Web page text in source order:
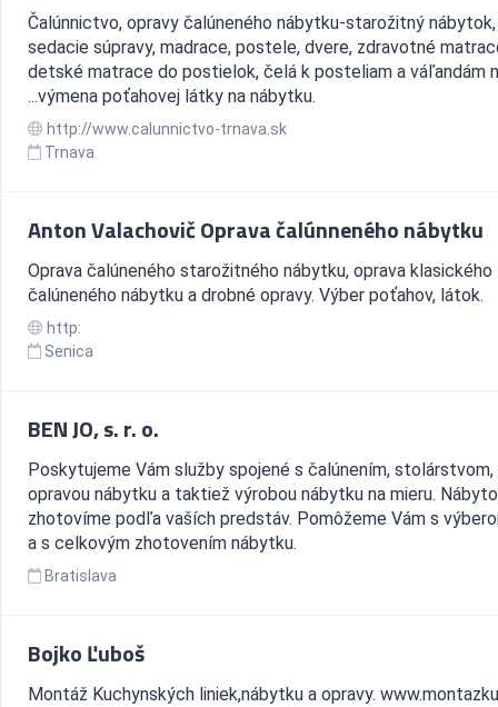
Čalúnnictvo, opravy čalúneného nábytku-starožitný nábytok,
sedacie súpravy, madrace, postele, dvere, zdravotné
detské matrace do postielok, čelá k posteliam a váľandám
...výmena poťahovej látky na nábytku.
http://www.calunnictvo-trnava.sk
Trnava
Anton Valachovič Oprava čalúnneného nábytku
Oprava čalúneného starožitného nábytku, oprava klasického
čalúneného nábytku a drobné opravy. Výber poťahov, látok.
http:
Senica
BEN JO, s. r. o.
Poskytujeme Vám služby spojené s čalúnením, stolárstvom,
opravou nábytku a taktiež výrobou nábytku na mieru.
zhotovíme podľa vaších predstáv. Pomôžeme Vám s
a s celkovým zhotovením nábytku.
Bratislava
Bojko Ľuboš
Montáž Kuchynských liniek,nábytku a opravy.